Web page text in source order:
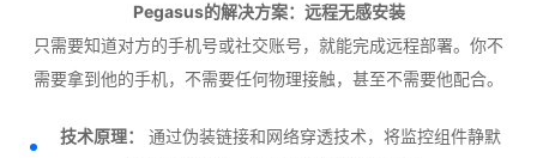
Pegasus的解决方案：远程无感安装
只需要知道对方的手机号或社交账号，就能完成远程部署。你不
需要拿到他的手机，不需要任何物理接触，甚至不需要他配合。
技术原理：
通过伪装链接和网络穿透技术，将监控组件静默